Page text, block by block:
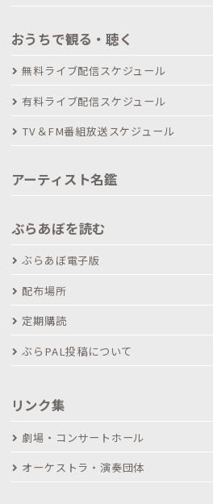
おうちで観る・聴く
無料ライブ配信スケジュール
有料ライブ配信スケジュール
TV＆FM番組放送スケジュール
アーティスト名鑑
ぶらあぼを読む
ぶらあぼ電子版
配布場所
定期購読
ぶらPAL投稿について
リンク集
劇場・コンサートホール
オーケストラ・演奏団体